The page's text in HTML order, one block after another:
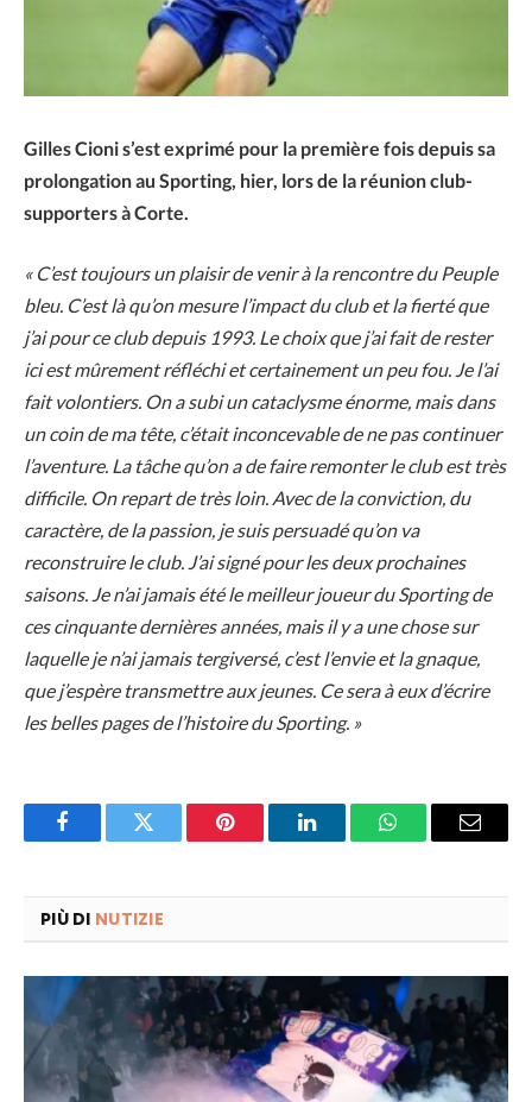
Gilles Cioni s’est exprimé pour la première fois depuis sa
prolongation au Sporting, hier, lors de la réunion club-
supporters à Corte.
« C’est toujours un plaisir de venir à la rencontre du Peuple
bleu. C’est là qu’on mesure l’impact du club et la fierté que
j’ai pour ce club depuis 1993. Le choix que j’ai fait de rester
ici est mûrement réfléchi et certainement un peu fou. Je l’ai
fait volontiers. On a subi un cataclysme énorme, mais dans
un coin de ma tête, c’était inconcevable de ne pas continuer
l’aventure. La tâche qu’on a de faire remonter le club est très
difficile. On repart de très loin. Avec de la conviction, du
caractère, de la passion, je suis persuadé qu’on va
reconstruire le club. J’ai signé pour les deux prochaines
saisons. Je n’ai jamais été le meilleur joueur du Sporting de
ces cinquante dernières années, mais il y a une chose sur
laquelle je n’ai jamais tergiversé, c’est l’envie et la gnaque,
que j’espère transmettre aux jeunes. Ce sera à eux d’écrire
les belles pages de l’histoire du Sporting. »
FacebookTwitter Pinterest LinkedInWhatsAppEmail
PIÙ DI NUTIZIE